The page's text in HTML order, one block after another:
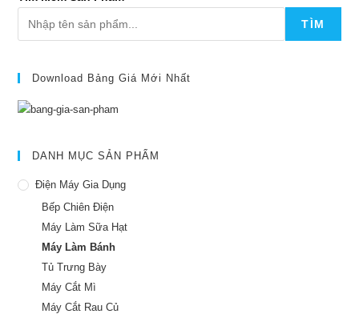
TÌM
Download Bảng Giá Mới Nhất
DANH MỤC SẢN PHẨM
Điện Máy Gia Dụng
Bếp Chiên Điện
Máy Làm Sữa Hạt
Máy Làm Bánh
Tủ Trưng Bày
Máy Cắt Mì
Máy Cắt Rau Củ